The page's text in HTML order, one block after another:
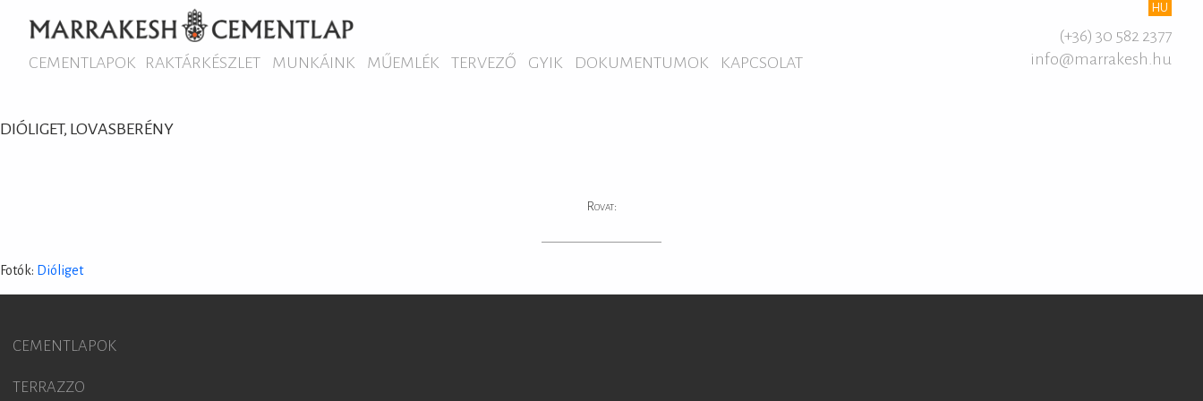
HU
CEMENTLAPOK RAKTÁRKÉSZLET MUNKÁINK MŰEMLÉK TERVEZŐ GYIK DOKUMENTUMOK KAPCSOLAT
(+36) 30 582 2377
info@marrakesh.hu
DIÓLIGET, LOVASBERÉNY
Rovat:
Fotók: Dióliget
CEMENTLAPOK
TERRAZZO